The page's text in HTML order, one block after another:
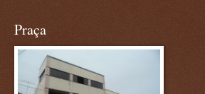
Praça